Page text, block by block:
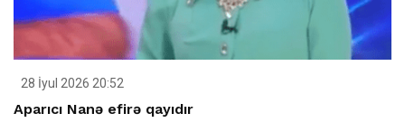
28 İyul 2026 20:52
Aparıcı Nanə efirə qayıdır